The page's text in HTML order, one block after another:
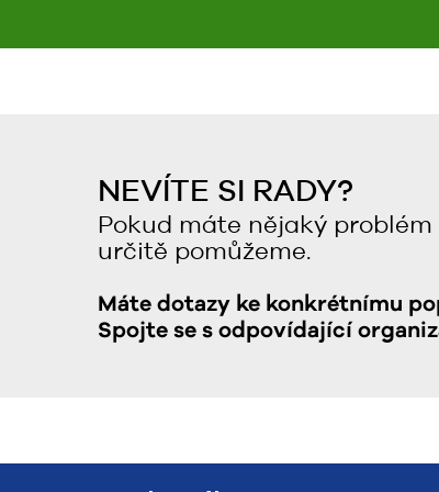
NEVÍTE SI RADY?
Pokud máte nějaký
určitě pomůžeme.
Máte dotazy ke konkrétnímu
Spojte se s odpovídající